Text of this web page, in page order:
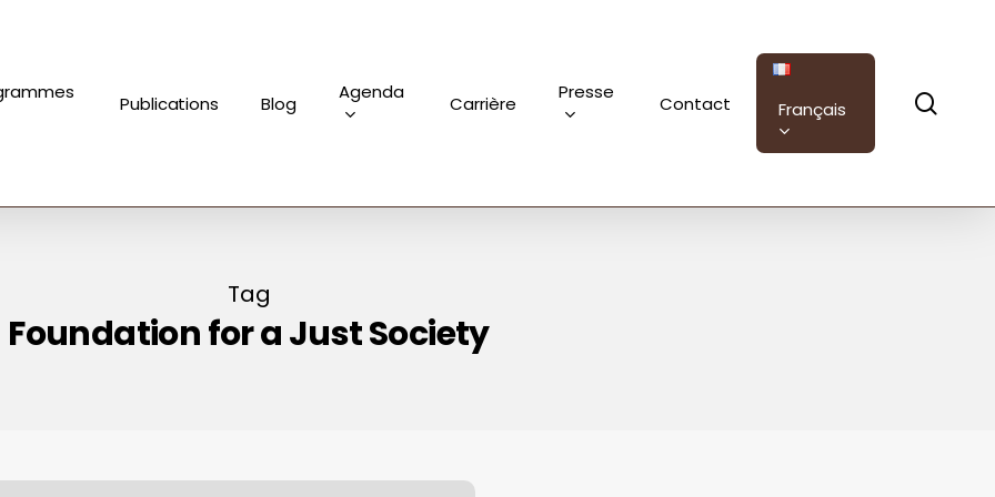
Publications Blog Agenda Carrière Presse Contact Français
Tag
Foundation for a Just Society